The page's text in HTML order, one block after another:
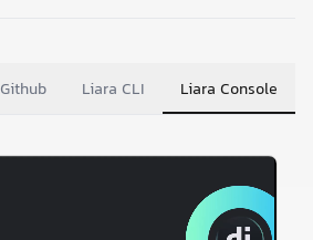
Liara Console
Liara CLI
Github